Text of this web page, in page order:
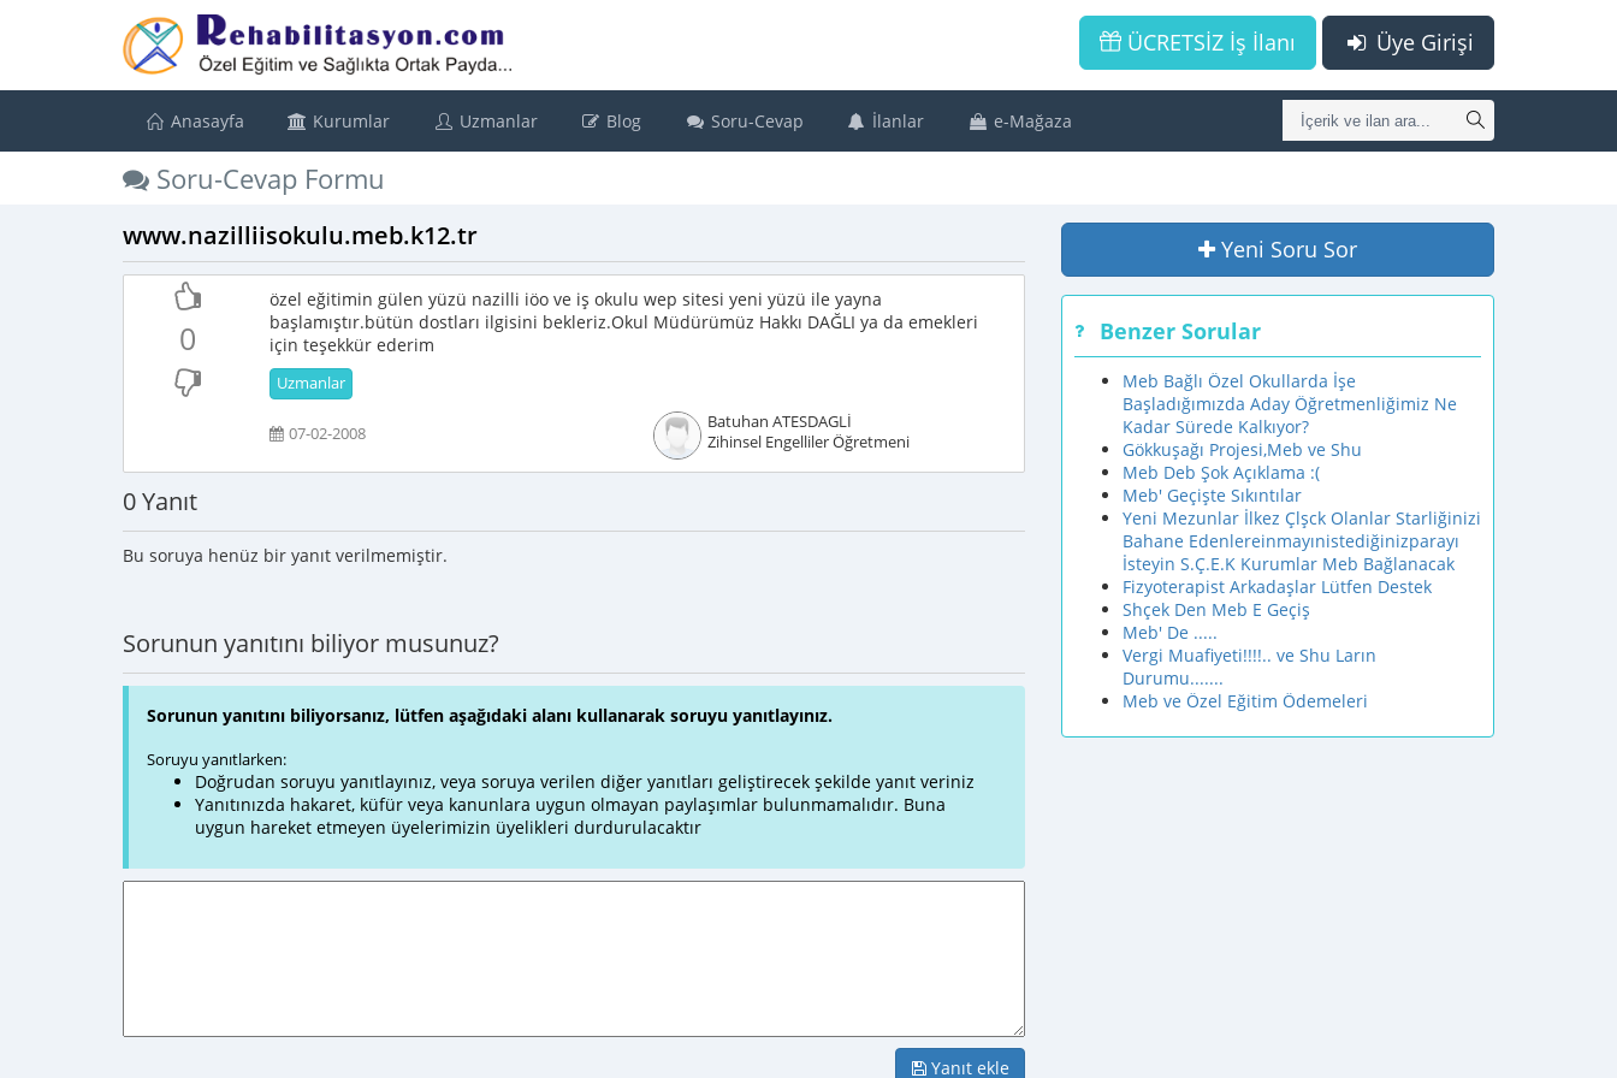
Üye Girişi
ÜCRETSİZ İş İlanı
Anasayfa Kurumlar Uzmanlar Blog Soru-Cevap İlanlar e-Mağaza
Soru-Cevap Formu
www.nazilliisokulu.meb.k12.tr
0
özel eğitimin gülen yüzü nazilli iöo ve iş okulu wep sitesi yeni yüzü ile yayna
başlamıştır.bütün dostları ilgisini bekleriz.Okul Müdürümüz Hakkı DAĞLI ya da emekleri
için teşekkür ederim
Uzmanlar
07-02-2008
Batuhan ATESDAGLİ
Zihinsel Engelliler Öğretmeni
0 Yanıt
Bu soruya henüz bir yanıt verilmemiştir.
Sorunun yanıtını biliyor musunuz?
Sorunun yanıtını biliyorsanız, lütfen aşağıdaki alanı kullanarak soruyu yanıtlayınız.
Soruyu yanıtlarken:
Doğrudan soruyu yanıtlayınız, veya soruya verilen diğer yanıtları geliştirecek şekilde yanıt veriniz
Yanıtınızda hakaret, küfür veya kanunlara uygun olmayan paylaşımlar bulunmamalıdır. Buna
uygun hareket etmeyen üyelerimizin üyelikleri durdurulacaktır
Yanıt ekle
Yeni Soru Sor
Benzer Sorular
Meb Bağlı Özel Okullarda İşe
Başladığımızda Aday Öğretmenliğimiz Ne
Kadar Sürede Kalkıyor?
Gökkuşağı Projesi,Meb ve Shu
Meb Deb Şok Açıklama :(
Meb' Geçişte Sıkıntılar
Yeni Mezunlar İlkez Çlşck Olanlar Starliğinizi
Bahane Edenlereinmayınistediğinizparayı
İsteyin S.Ç.E.K Kurumlar Meb Bağlanacak
Fizyoterapist Arkadaşlar Lütfen Destek
Shçek Den Meb E Geçiş
Meb' De .....
Vergi Muafiyeti!!!!.. ve Shu Ların
Durumu.......
Meb ve Özel Eğitim Ödemeleri